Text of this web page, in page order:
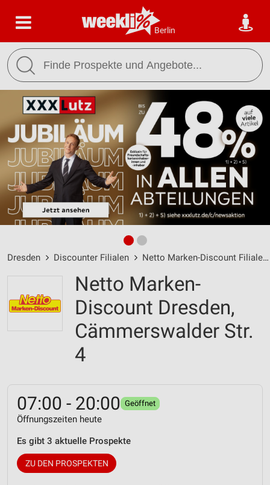
Berlin
Dresden Discounter Filialen Netto Marken-Discount Filialen
Netto Marken-
Discount Dresden,
Cämmerswalder Str.
4
07:00 - 20:00 Geöffnet
Öffnungszeiten heute
Es gibt 3 aktuelle Prospekte
ZU DEN PROSPEKTEN